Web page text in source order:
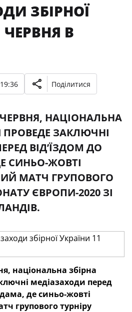
ЗБІРНОЇ
ЧЕРВНЯ В
Поділитися
НАЦІОНАЛЬНА
ПРОВЕДЕ ЗАКЛЮЧНІ
ВІД’ЇЗДОМ ДО
СИНЬО-ЖОВТІ
МАТЧ ГРУПОВОГО
ЄВРОПИ-2020 ЗІ
національна збірна
медіазаходи перед
де синьо-жовті
групового турніру